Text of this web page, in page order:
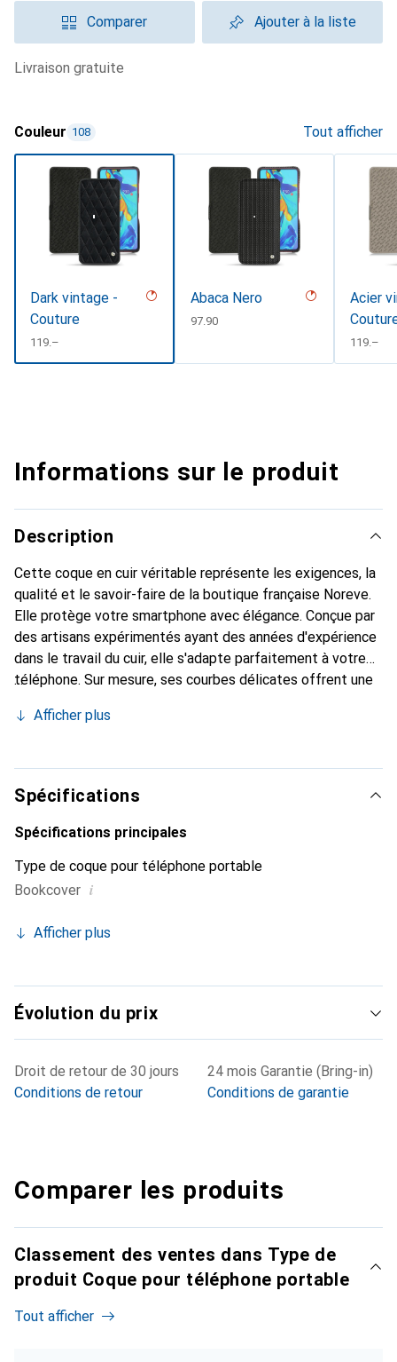
Comparer Ajouter à la liste
livraison gratuite
Couleur 108 Tout afficher
Dark vintage -
Couture
CHF
119.–
Abaca Nero
CHF
97.90
Acier
CHF
119.–
Informations sur le produit
Description
Cette coque en cuir véritable représente les exigences, la
qualité et le savoir-faire de la boutique française Noreve.
Elle protège votre smartphone avec élégance. Conçue par
des artisans expérimentés ayant des années d'expérience
dans le travail du cuir, elle s'adapte parfaitement à votre
téléphone. Sur mesure, ses courbes délicates offrent une
indispensable pour votre smartphone. Reconnaître
marque Noreve est un choix fiable pour une clientèle
exigeante.
Afficher plus
Spécifications
Spécifications principales
Type de coque pour téléphone portable
Bookcover i
Afficher plus
Évolution du prix
Droit de retour de 30 jours
Conditions de retour
24 mois Garantie (Bring-in)
Conditions de garantie
Comparer les produits
Classement des ventes dans Type de
produit Coque pour téléphone portable
Tout afficher